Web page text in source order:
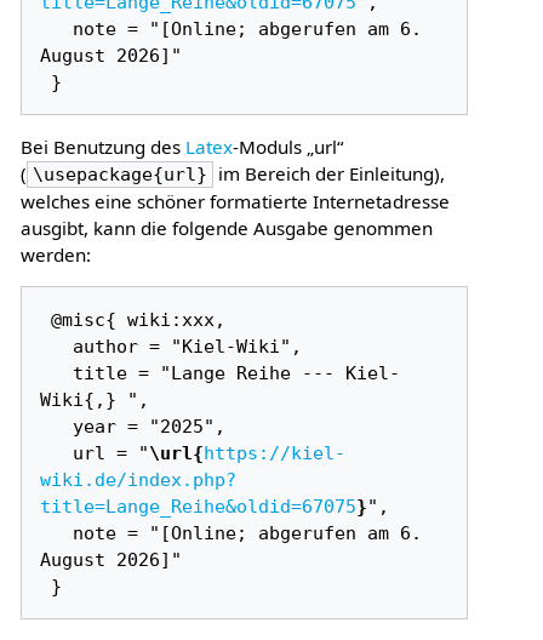
August 2026]"
Bei Benutzung des Latex-Moduls „url“
( \usepackage{url}
im Bereich der Einleitung),
welches eine schöner formatierte Internetadresse
ausgibt, kann die folgende Ausgabe genommen
werden:
@misc{ wiki:xxx,
Wiki{,} ",
   url = "
\url{https://kiel-
wiki.de/index.php?
title=Lange_Reihe&oldid=67075}",
August 2026]"